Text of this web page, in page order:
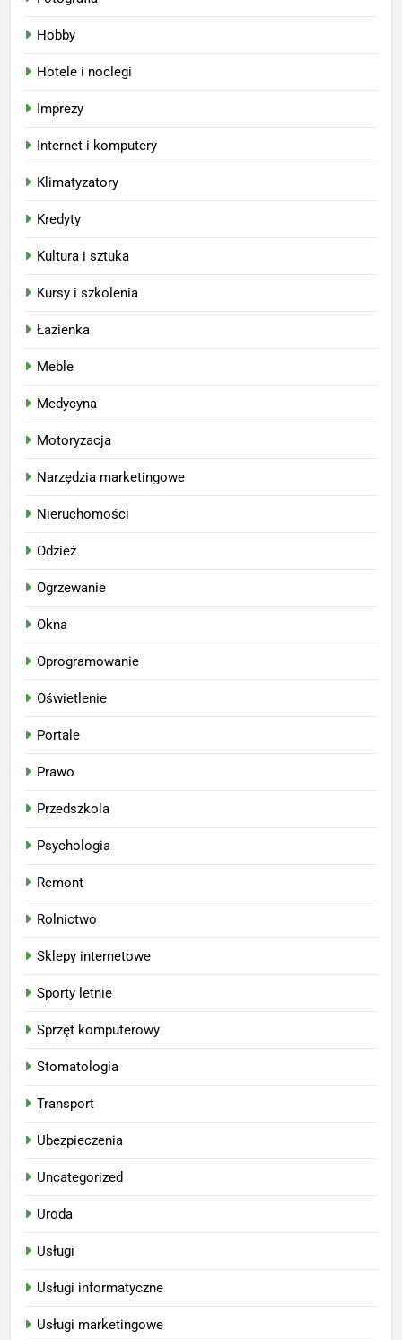
Hobby
Hotele i noclegi
Imprezy
Internet i komputery
Klimatyzatory
Kredyty
Kultura i sztuka
Kursy i szkolenia
Łazienka
Meble
Medycyna
Motoryzacja
Narzędzia marketingowe
Nieruchomości
Odzież
Ogrzewanie
Okna
Oprogramowanie
Oświetlenie
Portale
Prawo
Przedszkola
Psychologia
Remont
Rolnictwo
Sklepy internetowe
Sporty letnie
Sprzęt komputerowy
Stomatologia
Transport
Ubezpieczenia
Uncategorized
Uroda
Usługi
Usługi informatyczne
Usługi marketingowe